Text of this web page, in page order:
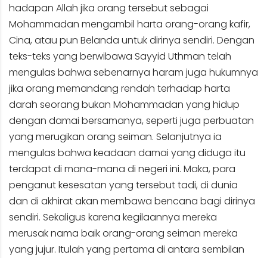
hadapan Allah jika orang tersebut sebagai
Mohammadan mengambil harta orang-orang kafir,
Cina, atau pun Belanda untuk dirinya sendiri. Dengan
teks-teks yang berwibawa Sayyid Uthman telah
mengulas bahwa sebenarnya haram juga hukumnya
jika orang memandang rendah terhadap harta
darah seorang bukan Mohammadan yang hidup
dengan damai bersamanya, seperti juga perbuatan
yang merugikan orang seiman. Selanjutnya ia
mengulas bahwa keadaan damai yang diduga itu
terdapat di mana-mana di negeri ini. Maka, para
penganut kesesatan yang tersebut tadi, di dunia
dan di akhirat akan membawa bencana bagi dirinya
sendiri. Sekaligus karena kegilaannya mereka
merusak nama baik orang-orang seiman mereka
yang jujur. Itulah yang pertama di antara sembilan